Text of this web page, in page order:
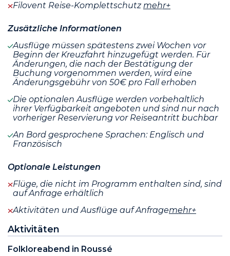
Filovent Reise-Komplettschutzmehr+
Zusätzliche Informationen
Ausflüge müssen spätestens zwei Wochen vor
Beginn der Kreuzfahrt hinzugefügt werden. Für
Änderungen, die nach der Bestätigung der
Buchung vorgenommen werden, wird eine
Änderungsgebühr von 50€ pro Fall erhoben
Die optionalen Ausflüge werden vorbehaltlich
ihrer Verfügbarkeit angeboten und sind nur nach
vorheriger Reservierung vor Reiseantritt buchbar
An Bord gesprochene Sprachen: Englisch und
Französisch
Optionale Leistungen
Flüge, die nicht im Programm enthalten sind, sind
auf Anfrage erhältlich
Aktivitäten und Ausflüge auf Anfragemehr+
Aktivitäten
Folkloreabend in Roussé